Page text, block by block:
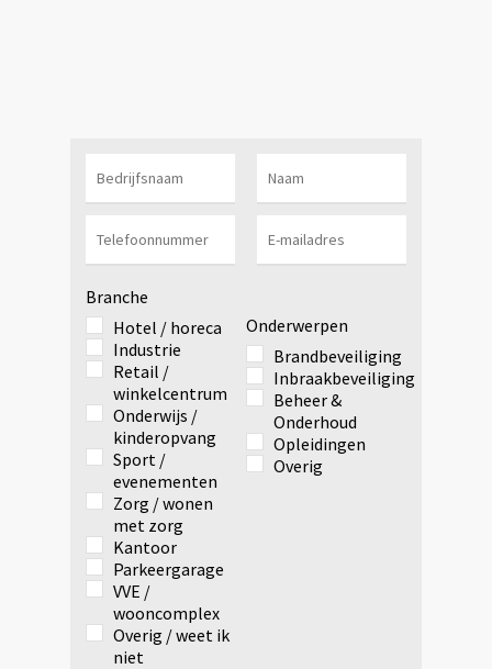
Branche
Hotel / horeca
Industrie
Retail /
winkelcentrum
Onderwijs /
kinderopvang
Sport /
evenementen
Zorg / wonen
met zorg
Kantoor
Parkeergarage
VVE /
wooncomplex
Overig / weet ik
niet
Onderwerpen
Brandbeveiliging
Inbraakbeveiliging
Beheer &
Onderhoud
Opleidingen
Overig